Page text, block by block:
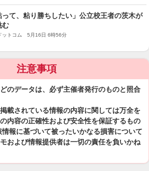
って、粘り勝ちしたい」公立校王者の茨木が
む
ットコム 5月16日 6時56分
注意事項
のデータは、必ず主催者発行のものと照合
載されている情報の内容に関しては万全を
内容の正確性および安全性を保証するもの
報に基づいて被ったいかなる損害について
および情報提供者は一切の責任を負いかね